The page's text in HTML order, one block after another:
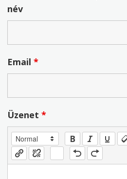
név
Email *
Üzenet *